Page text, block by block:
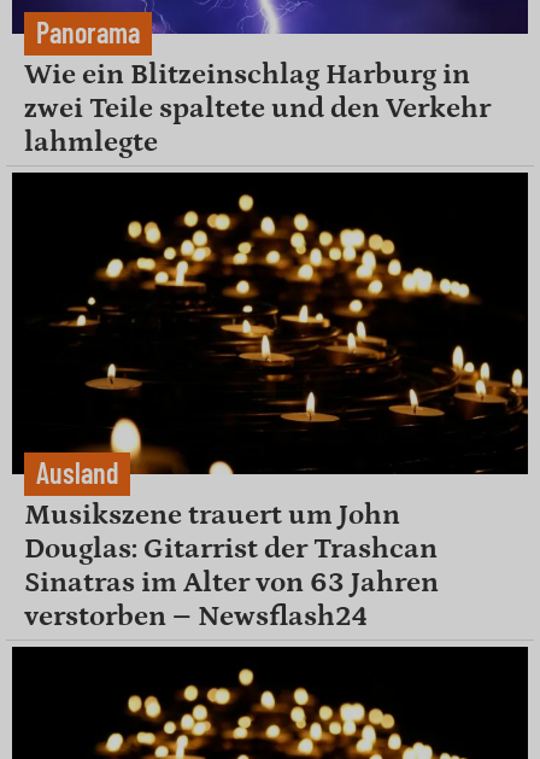
Panorama
Wie ein Blitzeinschlag Harburg in
zwei Teile spaltete und den Verkehr
lahmlegte
Ausland
Musikszene trauert um John
Douglas: Gitarrist der Trashcan
Sinatras im Alter von 63 Jahren
verstorben – Newsflash24